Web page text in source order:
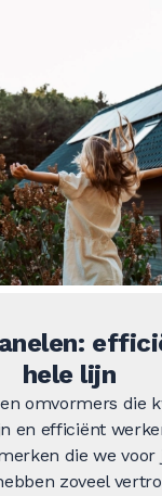
hele lijn
omvormers die
en efficiënt
die we voor
zoveel